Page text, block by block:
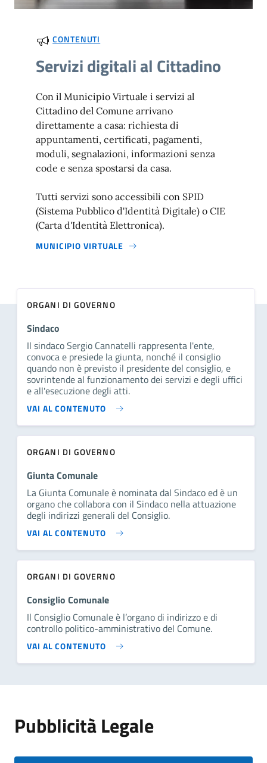
CONTENUTI
Servizi digitali al Cittadino
Con il Municipio Virtuale i servizi al
Cittadino del Comune arrivano
direttamente a casa: richiesta di
appuntamenti, certificati, pagamenti,
moduli, segnalazioni, informazioni senza
code e senza spostarsi da casa.
Tutti servizi sono accessibili con SPID
(Sistema Pubblico d'Identità Digitale) o CIE
(Carta d'Identità Elettronica).
MUNICIPIO VIRTUALE
ORGANI DI GOVERNO
Sindaco
Il sindaco Sergio Cannatelli rappresenta l'ente,
convoca e presiede la giunta, nonché il consiglio
quando non è previsto il presidente del consiglio, e
sovrintende al funzionamento dei servizi e degli uffici
e all'esecuzione degli atti.
VAI AL CONTENUTO
ORGANI DI GOVERNO
Giunta Comunale
La Giunta Comunale è nominata dal Sindaco ed è un
organo che collabora con il Sindaco nella attuazione
degli indirizzi generali del Consiglio.
VAI AL CONTENUTO
ORGANI DI GOVERNO
Consiglio Comunale
Il Consiglio Comunale è l’organo di indirizzo e di
controllo politico-amministrativo del Comune.
VAI AL CONTENUTO
Pubblicità Legale